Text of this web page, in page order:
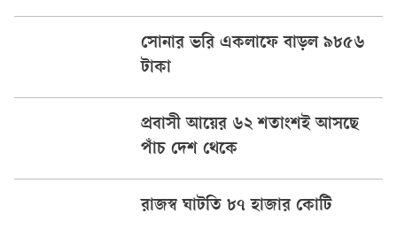
সোনার ভরি একলাফে বাড়ল ৯৮৫৬
টাকা
প্রবাসী আয়ের ৬২ শতাংশই আসছে
পাঁচ দেশ থেকে
রাজস্ব ঘাটতি ৮৭ হাজার কোটি